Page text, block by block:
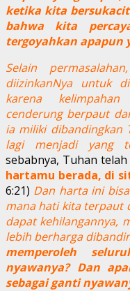
ketika kita
bahwa kita
tergoyahkan apapun
Selain
diizinkanNya untuk
karena
cenderung berpaut
ia miliki dibandingkan
lagi menjadi yang
sebabnya, Tuhan
hartamu berada, di
6:21) Dan harta ini
mana hati kita terpaut
dapat kehilangannya,
lebih berharga
memperoleh
nyawanya? Dan
sebagai ganti